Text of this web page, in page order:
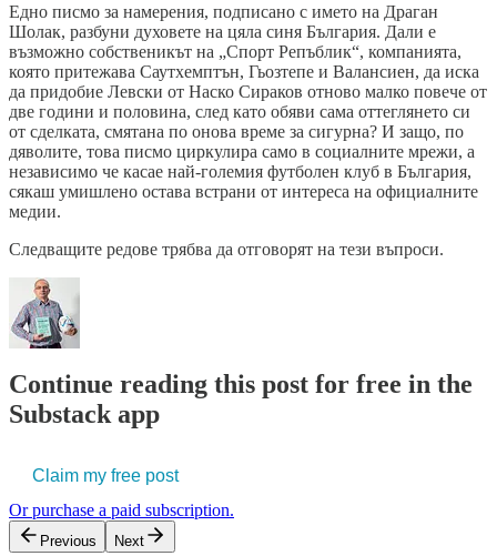
Едно писмо за намерения, подписано с името на Драган
Шолак, разбуни духовете на цяла синя България. Дали е
възможно собственикът на „Спорт Репъблик“, компанията,
която притежава Саутхемптън, Гьозтепе и Валансиен, да иска
да придобие Левски от Наско Сираков отново малко повече от
две години и половина, след като обяви сама оттеглянето си
от сделката, смятана по онова време за сигурна? И защо, по
дяволите, това писмо циркулира само в социалните мрежи, а
независимо че касае най-големия футболен клуб в България,
сякаш умишлено остава встрани от интереса на официалните
медии.
Следващите редове трябва да отговорят на тези въпроси.
Continue reading this post for free in the
Substack app
Claim my free post
Or purchase a paid subscription.
Previous Next